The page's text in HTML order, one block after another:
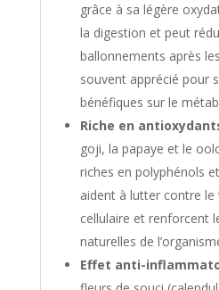
grâce à sa légère
la digestion et peut
ballonnements après
souvent apprécié pour
bénéfiques sur le
Riche en
goji, la papaye et le
riches en polyphénols et
aident à lutter contre le
cellulaire et renforcent
naturelles de
Effet anti-